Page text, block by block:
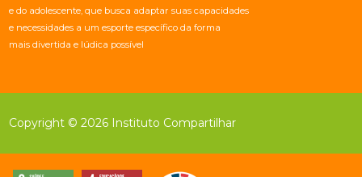
e do adolescente, que busca adaptar suas capacidades
e necessidades a um esporte específico da forma
mais divertida e lúdica possível
Copyright © 2026 Instituto Compartilhar